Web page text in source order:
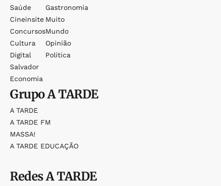
Saúde
Cineinsite
Concursos
Cultura
Digital
Salvador
Economia
Gastronomia
Muito
Mundo
Opinião
Política
GrupoA TARDE
A TARDE
A TARDE FM
MASSA!
A TARDE EDUCAÇÃO
RedesA TARDE